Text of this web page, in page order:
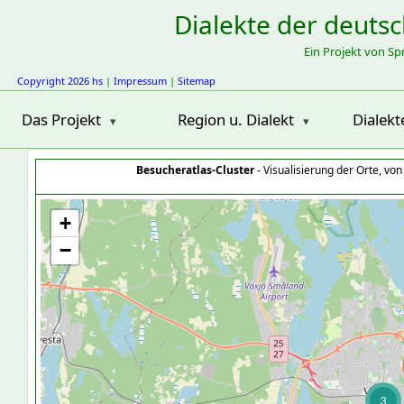
Dialekte der
Ein Projekt von
Copyright 2026 hs | Impressum | Sitemap
Das Projekt Region u. Dialekt
Besucheratlas-Cluster- Visualisierung der Orte,
3
+
−